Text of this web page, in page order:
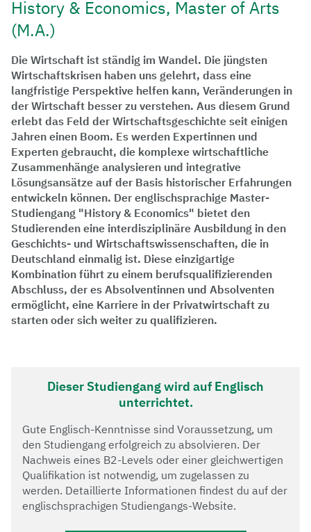
History & Economics, Master of Arts
(M.A.)
Die Wirtschaft ist ständig im Wandel. Die jüngsten
Wirtschaftskrisen haben uns gelehrt, dass eine
langfristige Perspektive helfen kann, Veränderungen in
der Wirtschaft besser zu verstehen. Aus diesem Grund
erlebt das Feld der Wirtschaftsgeschichte seit einigen
Jahren einen Boom. Es werden Expertinnen und
Experten gebraucht, die komplexe wirtschaftliche
Zusammenhänge analysieren und integrative
Lösungsansätze auf der Basis historischer Erfahrungen
entwickeln können. Der englischsprachige Master-
Studiengang "History & Economics" bietet den
Studierenden eine interdisziplinäre Ausbildung in den
Geschichts- und Wirtschaftswissenschaften, die in
Deutschland einmalig ist. Diese einzigartige
Kombination führt zu einem berufsqualifizierenden
Abschluss, der es Absolventinnen und Absolventen
ermöglicht, eine Karriere in der Privatwirtschaft zu
starten oder sich weiter zu qualifizieren.
Dieser Studiengang wird auf Englisch
unterrichtet.
Gute Englisch-Kenntnisse sind Voraussetzung, um
den Studiengang erfolgreich zu absolvieren. Der
Nachweis eines B2-Levels oder einer gleichwertigen
Qualifikation ist notwendig, um zugelassen zu
werden. Detaillierte Informationen findest du auf der
englischsprachigen Studiengangs-Website.